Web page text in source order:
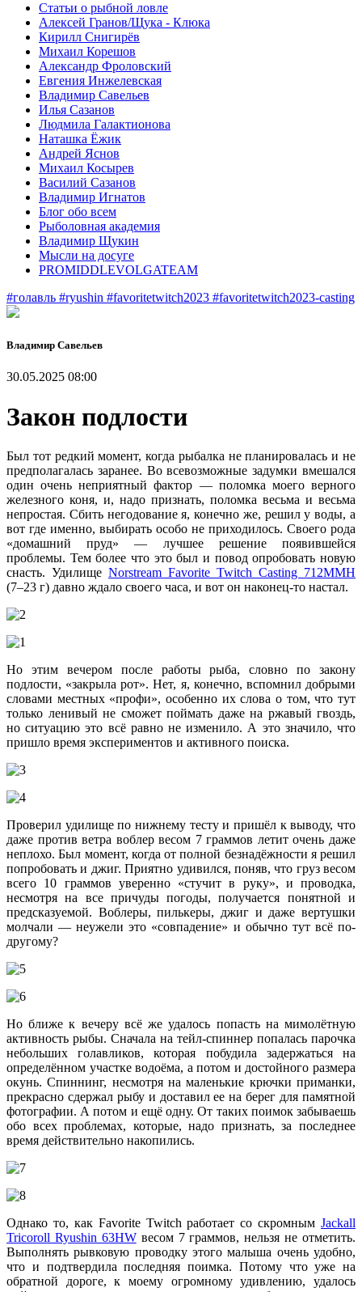
Статьи о рыбной ловле
Алексей Гранов/Щука - Клюка
Кирилл Снигирёв
Михаил Корешов
Александр Фроловский
Евгения Инжелевская
Владимир Савельев
Илья Сазанов
Людмила Галактионова
Наташка Ёжик
Андрей Яснов
Михаил Косырев
Василий Сазанов
Владимир Игнатов
Блог обо всем
Рыболовная академия
Владимир Щукин
Мысли на досуге
PROMIDDLEVOLGATEAM
#голавль #ryushin #favoritetwitch2023 #favoritetwitch2023-casting
Владимир Савельев
30.05.2025 08:00
Закон подлости
Был тот редкий момент, когда рыбалка не планировалась и не
предполагалась заранее. Во всевозможные задумки вмешался
один очень неприятный фактор — поломка моего верного
железного коня, и, надо признать, поломка весьма и весьма
непростая. Сбить негодование я, конечно же, решил у воды, а
вот где именно, выбирать особо не приходилось. Своего рода
«домашний пруд» — лучшее решение появившейся
проблемы. Тем более что это был и повод опробовать новую
снасть. Удилище Norstream Favorite Twitch Casting 712MMH
(7–23 г) давно ждало своего часа, и вот он наконец-то настал.
Но этим вечером после работы рыба, словно по закону
подлости, «закрыла рот». Нет, я, конечно, вспомнил добрыми
словами местных «профи», особенно их слова о том, что тут
только ленивый не сможет поймать даже на ржавый гвоздь,
но ситуацию это всё равно не изменило. А это значило, что
пришло время экспериментов и активного поиска.
Проверил удилище по нижнему тесту и пришёл к выводу, что
даже против ветра воблер весом 7 граммов летит очень даже
неплохо. Был момент, когда от полной безнадёжности я решил
попробовать и джиг. Приятно удивился, поняв, что груз весом
всего 10 граммов уверенно «стучит в руку», и проводка,
несмотря на все причуды погоды, получается понятной и
предсказуемой. Воблеры, пилькеры, джиг и даже вертушки
молчали — неужели это «совпадение» и обычно тут всё по-
другому?
Но ближе к вечеру всё же удалось попасть на мимолётную
активность рыбы. Сначала на тейл-спиннер попалась парочка
небольших голавликов, которая побудила задержаться на
определённом участке водоёма, а потом и достойного размера
окунь. Спиннинг, несмотря на маленькие крючки приманки,
прекрасно сдержал рыбу и доставил ее на берег для памятной
фотографии. А потом и ещё одну. От таких поимок забываешь
обо всех проблемах, которые, надо признать, за последнее
время действительно накопились.
Однако то, как Favorite Twitch работает со скромным Jackall
Tricoroll Ryushin 63HWвесом 7 граммов, нельзя не отметить.
Выполнять рывковую проводку этого малыша очень удобно,
что и подтвердила последняя поимка. Потому что уже на
обратной дороге, к моему огромному удивлению, удалось